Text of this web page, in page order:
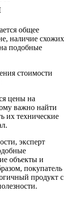
общее
наличие схожих
подобные
стоимости
цены на
важно найти
их технические
эксперт
объекты и
покупатель
продукт с